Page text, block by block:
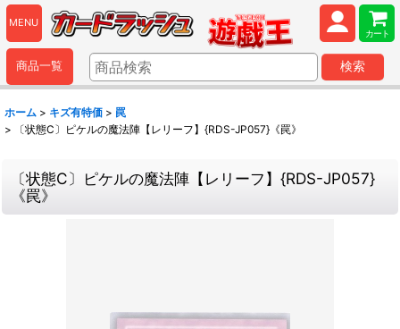
MENU
カート
商品一覧 検索
ホーム > キズ有特価 > 罠
>
〔状態C〕ピケルの魔法陣【レリーフ】{RDS-JP057}《罠》
〔状態C〕ピケルの魔法陣【レリーフ】{RDS-JP057}
《罠》